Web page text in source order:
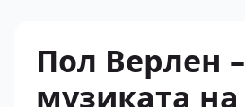
Пол Верлен –
музиката на